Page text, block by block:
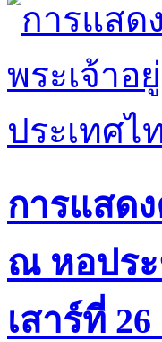
การแสด
ณ หอปร
เสาร์ที่